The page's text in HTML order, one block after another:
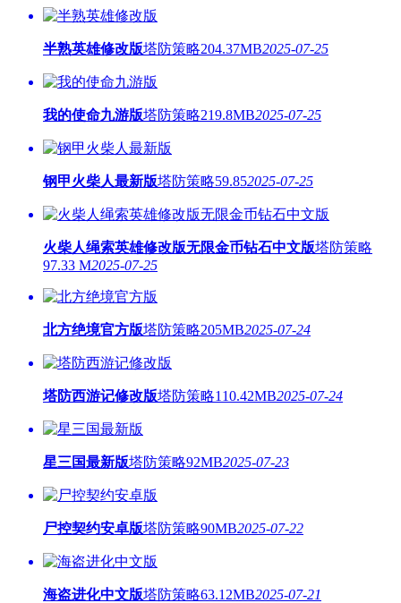
半熟英雄修改版塔防策略204.37MB2025-07-25
我的使命九游版塔防策略219.8MB2025-07-25
钢甲火柴人最新版塔防策略59.852025-07-25
火柴人绳索英雄修改版无限金币钻石中文版塔防策略
97.33 M2025-07-25
北方绝境官方版塔防策略205MB2025-07-24
塔防西游记修改版塔防策略110.42MB2025-07-24
星三国最新版塔防策略92MB2025-07-23
尸控契约安卓版塔防策略90MB2025-07-22
海盗进化中文版塔防策略63.12MB2025-07-21